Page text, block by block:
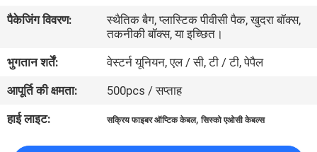
गुणवत्ता
नियंत्रण
हमसे
संपर्क
करें
पैकेजिंग विवरण:
स्थैतिक बैग, प्लास्टिक पीवीसी पैक, खुदरा बॉक्स,
तकनीकी बॉक्स, या इच्छित।
भुगतान शर्तें:
वेस्टर्न यूनियन, एल / सी, टी / टी, पेपैल
आपूर्ति की क्षमता:
500pcs / सप्ताह
हाई लाइट:
सक्रिय फाइबर ऑप्टिक केबल,सिस्को एओसी केबल्स